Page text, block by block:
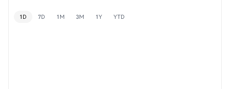
1D 7D 1M 3M 1Y YTD